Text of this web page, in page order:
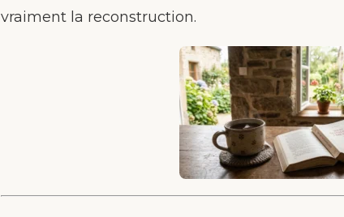
vraiment la reconstruction.